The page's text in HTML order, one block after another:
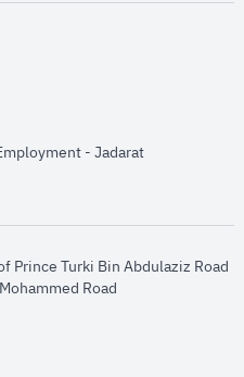
- Jadaratopens in new
Prince Turki Bin Abdulaziz Road
Road​